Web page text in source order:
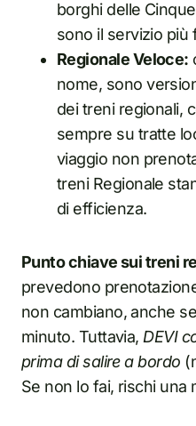
borghi delle
sono il servizio più
Regionale Veloce:
nome, sono
dei treni regionali,
sempre su tratte
viaggio non
treni Regionale
di efficienza.
Punto chiave sui treni
prevedono
non cambiano, anche
minuto. Tuttavia, DEVI
prima di salire a bordo
Se non lo fai, rischi una